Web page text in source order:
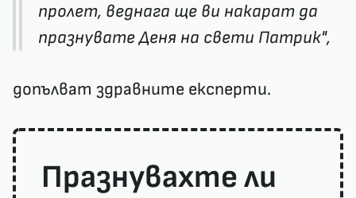
пролет, веднага ще ви накарат да
празнувате Деня на свети Патрик",
допълват здравните експерти.
Празнувахте ли